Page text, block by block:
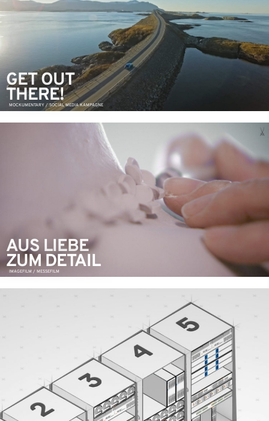
GET OUT
THERE!
MOCKUMENTARY / SOCIAL MEDIA KAMPAGNE
AUS LIEBE
ZUM DETAIL
IMAGEFILM / MESSEFILM